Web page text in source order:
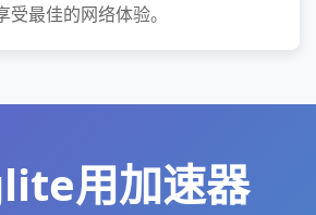
受最佳的网络体验。
用加速器